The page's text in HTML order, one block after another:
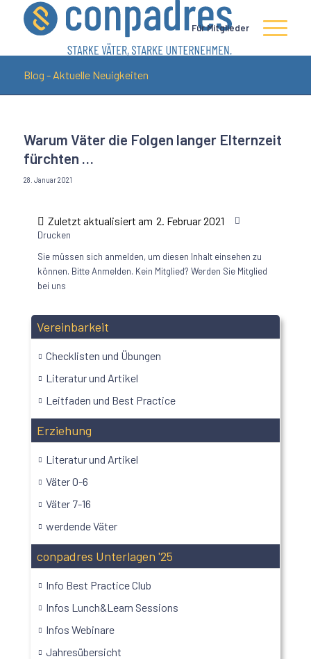
Für Mitglieder
Blog - Aktuelle Neuigkeiten
Warum Väter die Folgen langer Elternzeit
fürchten …
28. Januar 2021
Vereinbarkeit
Checklisten und Übungen
Literatur und Artikel
Leitfaden und Best Practice
Erziehung
Literatur und Artikel
Väter 0-6
Väter 7-16
werdende Väter
conpadres Unterlagen '25
Info Best Practice Club
Infos Lunch&Learn Sessions
Infos Webinare
Jahresübersicht
Zuletzt aktualisiert am 2. Februar 2021
Drucken
Sie müssen sich anmelden, um diesen Inhalt einsehen zu
können. BitteAnmelden. Kein Mitglied? Werden Sie Mitglied
bei uns